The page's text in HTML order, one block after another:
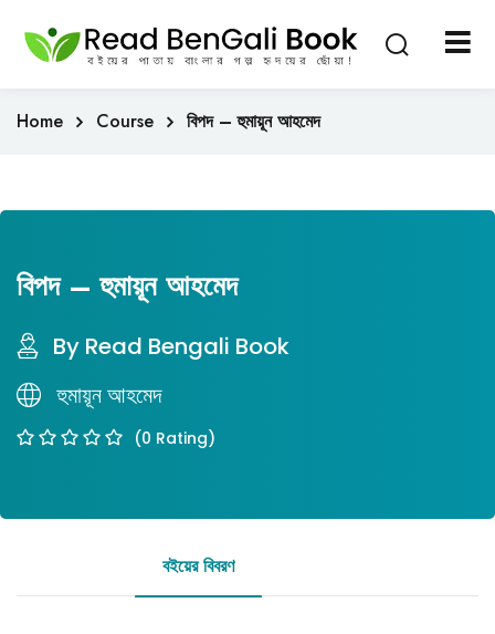
Home Course বিপদ – হুমায়ূন আহমেদ
বিপদ – হুমায়ূন আহমেদ
By Read Bengali Book
হুমায়ূন আহমেদ
(0 Rating)
বইয়ের বিবরণ
Sign in Sign up
Sign in
Remember me